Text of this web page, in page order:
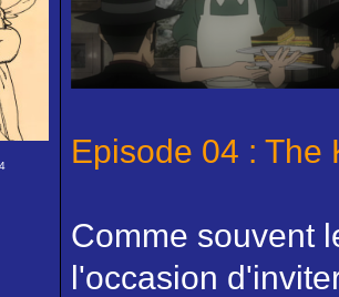
Episode 04 : The
Comme souvent
l'occasion